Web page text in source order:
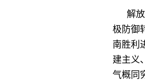
解
极防御
南胜利
建主义
气概同